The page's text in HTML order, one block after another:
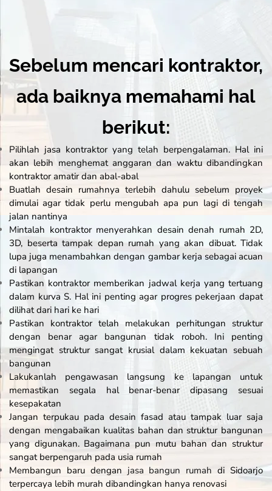
Sebelum mencari kontraktor,
ada baiknya memahami hal
berikut:
Pilihlah jasa kontraktor yang telah berpengalaman. Hal ini
akan lebih menghemat anggaran dan waktu dibandingkan
kontraktor amatir dan abal-abal
Buatlah desain rumahnya terlebih dahulu sebelum proyek
dimulai agar tidak perlu mengubah apa pun lagi di tengah
jalan nantinya
Mintalah kontraktor menyerahkan desain denah rumah 2D,
3D, beserta tampak depan rumah yang akan dibuat. Tidak
lupa juga menambahkan dengan gambar kerja sebagai acuan
di lapangan
Pastikan kontraktor memberikan jadwal kerja yang tertuang
dalam kurva S. Hal ini penting agar progres pekerjaan dapat
dilihat dari hari ke hari
Pastikan kontraktor telah melakukan perhitungan struktur
dengan benar agar bangunan tidak roboh. Ini penting
mengingat struktur sangat krusial dalam kekuatan sebuah
bangunan
Lakukanlah pengawasan langsung ke lapangan untuk
memastikan segala hal benar-benar dipasang sesuai
kesepakatan
Jangan terpukau pada desain fasad atau tampak luar saja
dengan mengabaikan kualitas bahan dan struktur bangunan
yang digunakan. Bagaimana pun mutu bahan dan struktur
sangat berpengaruh pada usia rumah
Membangun baru dengan jasa bangun rumah di Sidoarjo
terpercaya lebih murah dibandingkan hanya renovasi